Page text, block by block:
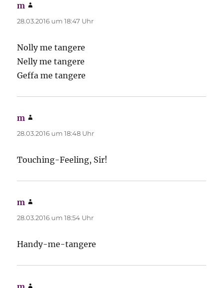
m
28.03.2016 um 18:47 Uhr
Nolly me tangere
Nelly me tangere
Geffa me tangere
m
28.03.2016 um 18:48 Uhr
Touching-Feeling, Sir!
m
28.03.2016 um 18:54 Uhr
Handy-me-tangere